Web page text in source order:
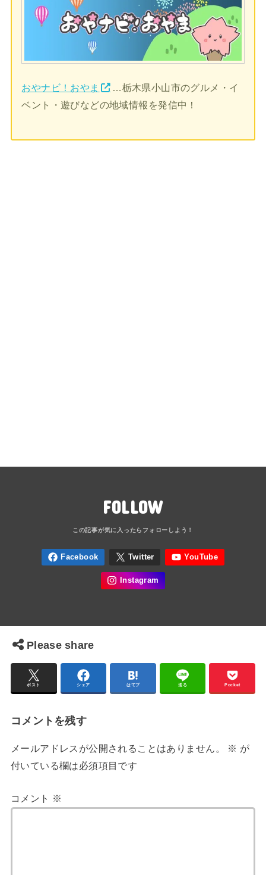
おやナビ！おやま
…栃木県小山市のグルメ・イ
ベント・遊びなどの地域情報を発信中！
FOLLOW
Please share
ポスト シェア はてブ 送る Pocket
コメントを残す
メールアドレスが公開されることはありません。 ※ が
付いている欄は必須項目です
コメント ※